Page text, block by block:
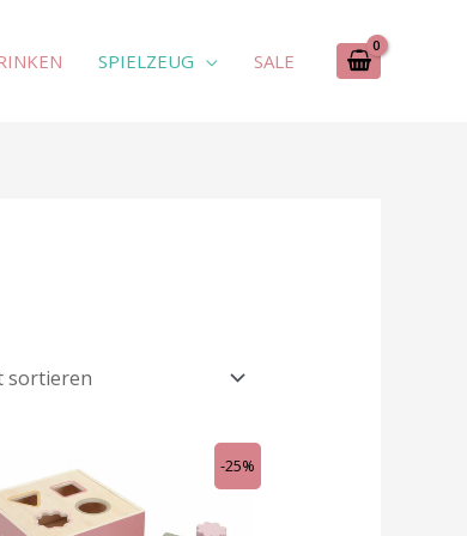
SPIELZEUG SALE
-25%
Preis
war:
CHF 19.00
Aktueller
CHF 14.25.